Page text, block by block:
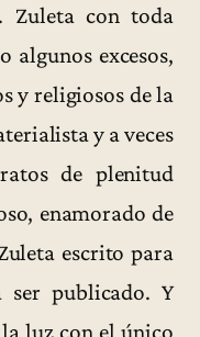
Zuleta con toda
algunos excesos,
y religiosos de la
y a veces
de plenitud
enamorado de
escrito para
publicado. Y
luz con el único